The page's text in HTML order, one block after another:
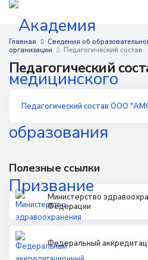
Программы обучения
Условия обучения
Бесплатное обучение
Для работодателей
Наши мероприятия
Сведения об образовательной
Контакты
г. Смоленск,
​Памфилова, 5
Главная
Сведения об
организации
Педагогический состав
Педагогический
Педагогический состав ООО
Полезные ссылки
Министерство
Федерации
Федеральный